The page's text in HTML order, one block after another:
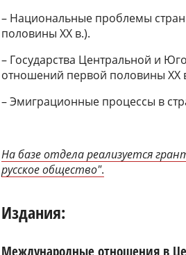
– Национальные проблемы
половины ХХ в.).
– Государства Центральной и
отношений первой половины ХХ
– Эмиграционные процессы в
На базе отдела реализуется
русское общество".
Издания:
Международные отношения в